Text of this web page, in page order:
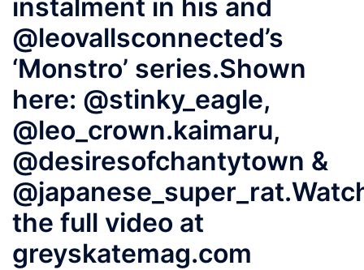
instalment in his and
@leovallsconnected’s
‘Monstro’ series.Shown
here: @stinky_eagle,
@leo_crown.kaimaru,
@desiresofchantytown &
the full video at
greyskatemag.com